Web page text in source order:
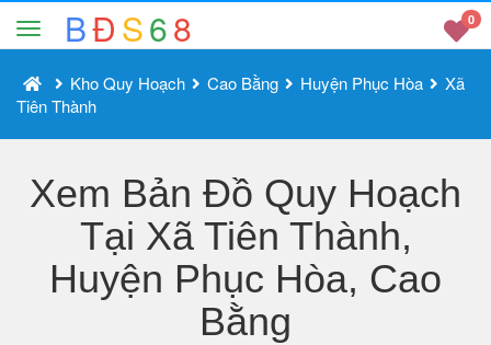
BĐS68 0
Kho Quy Hoạch Cao Bằng Huyện Phục Hòa
Xã
Tiên Thành
Xem Bản Đồ Quy Hoạch
Tại Xã Tiên Thành,
Huyện Phục Hòa, Cao
Bằng